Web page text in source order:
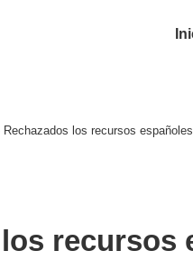
Rechazados los recursos
recursos